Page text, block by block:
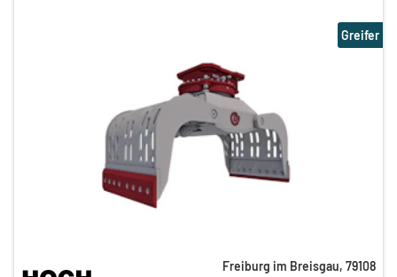
Greifer
Freiburg im Breisgau, 79108